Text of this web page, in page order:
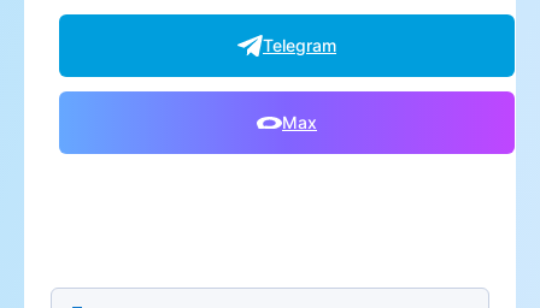
Telegram
Max
Предпочтительный способ связи